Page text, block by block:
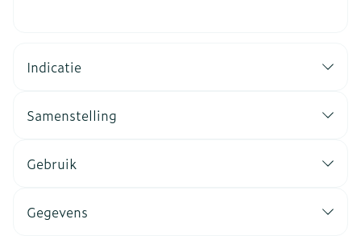
Indicatie
Samenstelling
Gebruik
Gegevens